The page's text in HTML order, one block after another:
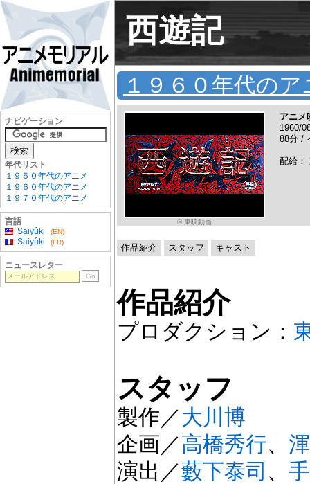
西遊記
１９６０年代のア
© 東映動画
アニメ
1960/
88分 /
配給：
作品紹介 スタッフ キャスト
作品紹介
プロダクション：
スタッフ
製作／大川博
企画／高橋秀行、
演出／藪下泰司 、
ナビゲーション
年代リスト
１９５０年代のアニメ
１９６０年代のアニメ
１９７０年代のアニメ
言語
Saiyûki
(EN)
Saiyûki (FR)
ニュースレター